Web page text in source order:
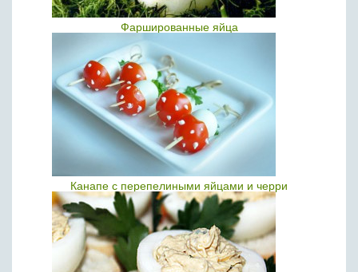
Фаршированные яйца
Канапе с перепелиными яйцами и черри